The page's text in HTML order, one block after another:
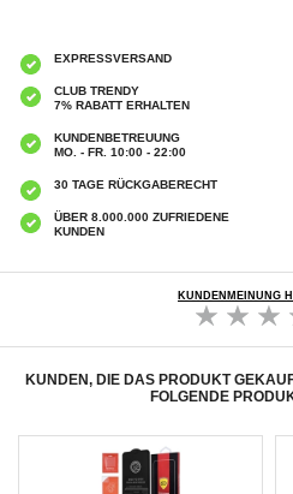
EXPRESSVERSAND
CLUB TRENDY
7% RABATT ERHALTEN
KUNDENBETREUUNG
MO. - FR. 10:00 - 22:00
30 TAGE RÜCKGABERECHT
ÜBER 8.000.000 ZUFRIEDENE
KUNDEN
KUNDENMEINUNG
KUNDEN, DIE DAS PRODUKT
FOLGENDE